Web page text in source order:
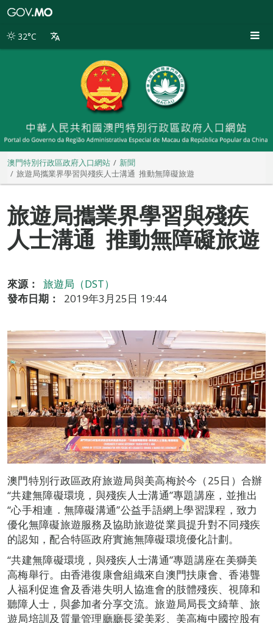
別
32°C
澳門特別行政區政府入口網站
新聞
旅遊局攜業界學習與殘疾人士溝通 推動無障礙旅遊
旅遊局攜業界學習與殘疾
人士溝通 推動無障礙旅遊
來源：
旅遊局（DST）
發布日期：
2019年3月25日 19:44
澳門特別行政區政府旅遊局與美高梅於今（25日）合辦
“共建無障礙環境，與殘疾人士溝通”專題講座，並推出
“心手相連．無障礙溝通”公益手語網上學習課程，致力
優化無障礙旅遊服務及協助旅遊從業員提升對不同殘疾
的認知，配合特區政府實施無障礙環境優化計劃。
“共建無障礙環境，與殘疾人士溝通”專題講座在美獅美
高梅舉行。由香港復康會組織來自澳門扶康會、香港聾
人福利促進會及香港失明人協進會的肢體殘疾、視障和
聽障人士，與參加者分享交流。旅遊局局長文綺華、旅
遊局培訓及質量管理廳廳長梁美彩、美高梅中國控股有